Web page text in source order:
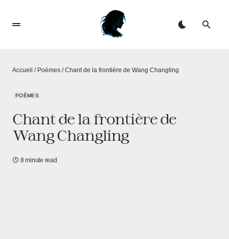
Accueil / Poèmes /Chant de la frontière de Wang Changling
POÈMES
Chant de la frontière de
Wang Changling
8 minute read